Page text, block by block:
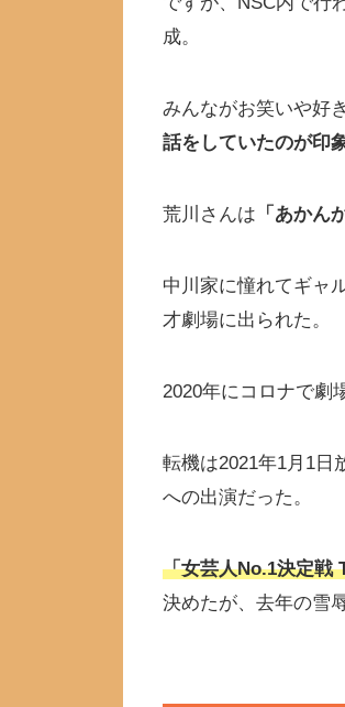
成。
みんながお笑いや好
話をしていたのが印
荒川さんは 「あかん
中川家に憧れてギャ
才劇場に出られた。
2020年にコロナで劇
転機は2021年1月1日
への出演だった。
「女芸人No.1決定戦
決めたが、去年の雪